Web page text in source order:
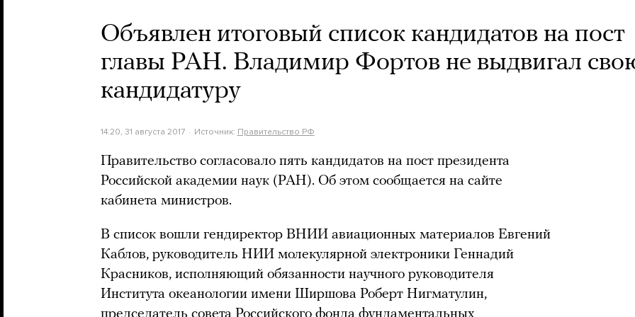
Объявлен итоговый список кандидатов на пост
главы РАН. Владимир Фортов не выдвигал
кандидатуру
14:20, 31 августа 2017 Источник: Правительство РФ
Правительство согласовало пять кандидатов на пост президента
Российской академии наук (РАН). Об этом сообщается на сайте
кабинета министров.
В список вошли гендиректор ВНИИ авиационных материалов Евгений
Каблов, руководитель НИИ молекулярной электроники Геннадий
Красников, исполняющий обязанности научного руководителя
Института океанологии имени Ширшова Роберт Нигматулин,
председатель совета Российского фонда фундаментальных